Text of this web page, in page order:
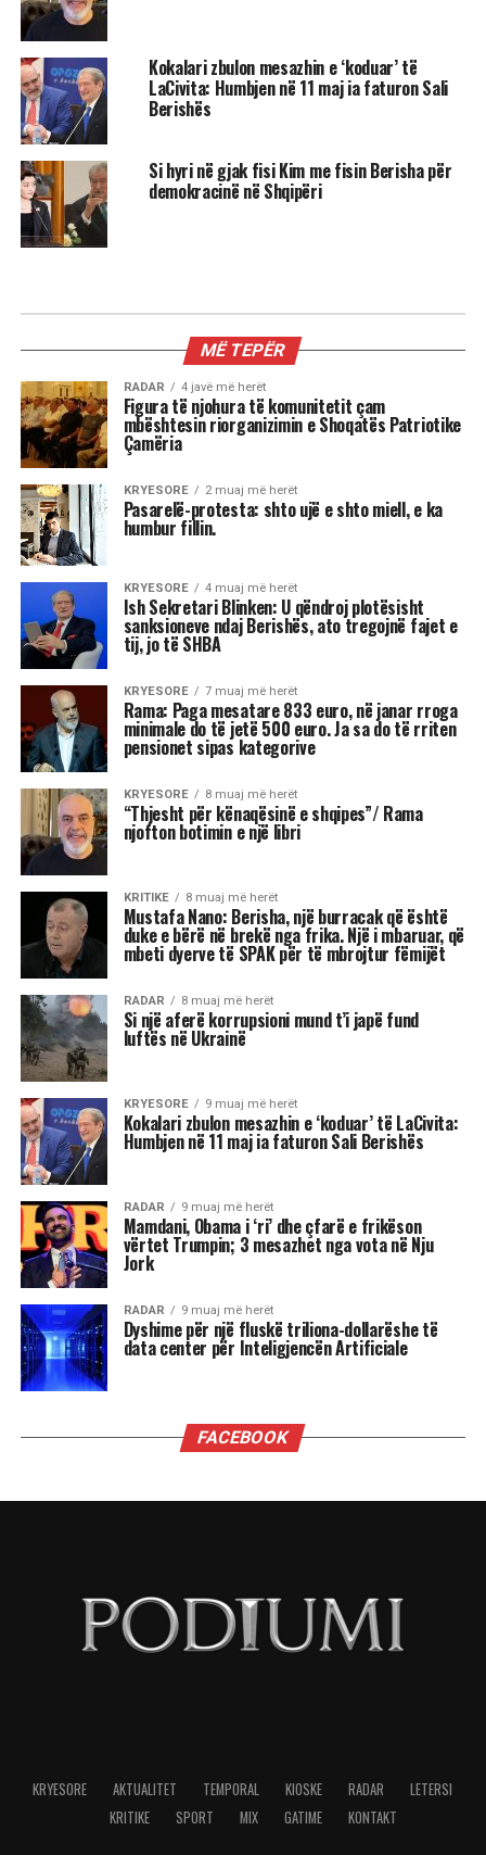
Kokalari zbulon mesazhin e ‘koduar’ të
LaCivita: Humbjen në 11 maj ia faturon Sali
Berishës
Si hyri në gjak fisi Kim me fisin Berisha për
demokracinë në Shqipëri
Rama: Paga mesatare 833 euro, në
janar rroga minimale do të jetë 500
euro. Ja sa do të rriten pensionet
sipas kategorive
Kryeministri Edi Rama në konferencën e
fundvitit me gazetarët foli për një rritje
ekonomike pozitive. Ai u ndal tek rritja e pagave
dhe pensioneve.
Sipas kreut të qeverisë në tremujorin e fundit
paga mesatare ka qenë 833 euro, ndërsa duke
nisur nga janari 2026 paga minimale do të jetë
500 euro.
Rama tha se rritja e pensioneve që nis në janar
është përtej indeksimit.
Sipas tij pensioni urban me vite të plota pune do
të rritet me 18 mijë lekë të vjetra në muaj nga
janari i 2026 dhe keshtu do te vazhdojë te
dyfishohet, trefishohet, katërfishohet vit pas viti.
Pensioni urban i pjesshëm do të rritet me 8 mijë
lekë në muaj, pensioni rural me 1 mijë lekë në
muaj, pensioni familjar do të rritet me 700 lekë
në muaj dhe pensioni i invalidit do të rritet me
600 lekë në muaj.
“Ndërkohë që bizneset e reja janë shtuar me 20%,
investimet e huaja në 3 mujorin e 3 kanë pasur
rritje mbi 10%. Stoku i investimeve të huaja është
domethënës dhe më i lartë me mbi 10%
fuqi të ligjit për pagën 500 euro.
Duke filluar nga tetori i këtij viti është kryer
Duke filluar nga janari pensionet do rriten përtej